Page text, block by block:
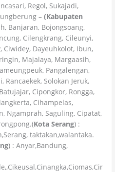
Regol, Sukajadi,
–(Kabupaten
Banjaran, Bojongsoang,
Cilengkrang, Cileunyi,
Ciwidey, Dayeuhkolot, Ibun,
Majalaya, Margaasih,
Pangalengan,
Rancaekek, Solokan Jeruk,
Cipongkor, Rongga,
Cihampelas,
Ngamprah, Saguling, Cipatat,
Kota Serang) :
taktakan,walantaka.
) : Anyar,Bandung,